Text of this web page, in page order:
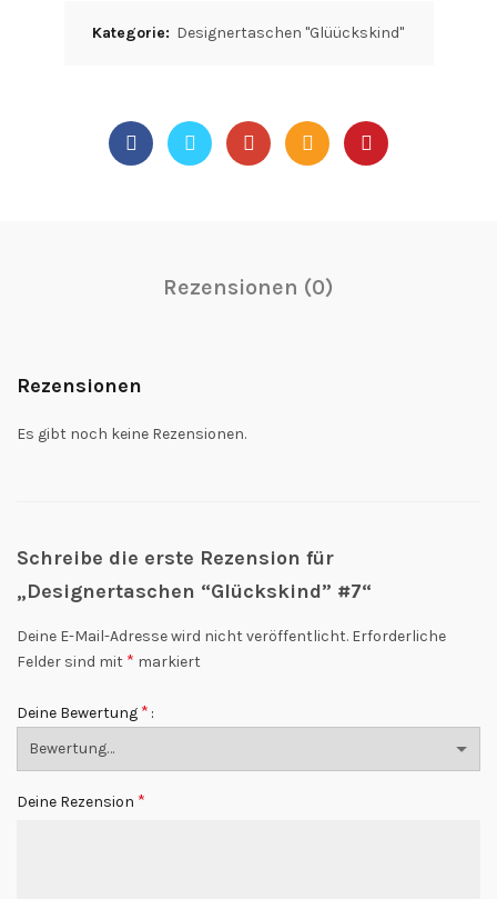
Kategorie: Designertaschen "Glüückskind"
Rezensionen (0)
Rezensionen
Es gibt noch keine Rezensionen.
Schreibe die erste Rezension für
„Designertaschen “Glückskind” #7“
Deine E-Mail-Adresse wird nicht veröffentlicht. Erforderliche
Felder sind mit * markiert
Deine Bewertung *
Deine Rezension *